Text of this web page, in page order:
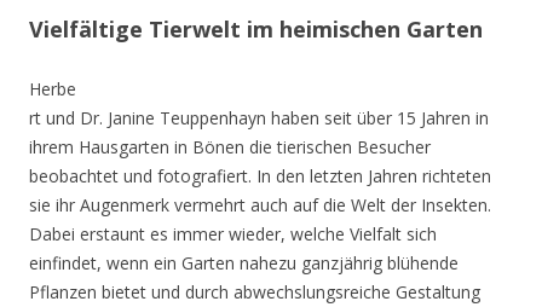
Vielfältige Tierwelt im heimischen Garten
Herbe
rt und Dr. Janine Teuppenhayn haben seit über 15 Jahren in
ihrem Hausgarten in Bönen die tierischen Besucher
beobachtet und fotografiert. In den letzten Jahren richteten
sie ihr Augenmerk vermehrt auch auf die Welt der Insekten.
Dabei erstaunt es immer wieder, welche Vielfalt sich
einfindet, wenn ein Garten nahezu ganzjährig blühende
Pflanzen bietet und durch abwechslungsreiche Gestaltung